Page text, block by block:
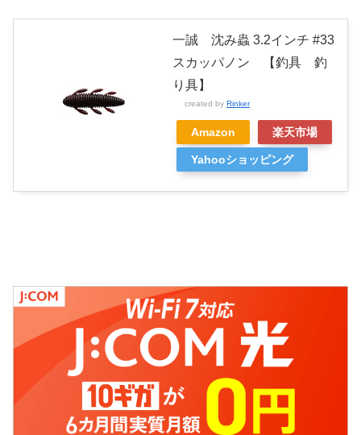
一誠 沈み蟲 3.2インチ #33
スカッパノン 【釣具 釣
り具】
created by Rinker
Amazon 楽天市場
Yahooショッピング